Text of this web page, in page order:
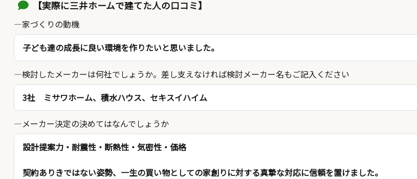
【実際に三井ホームで建てた人の口コミ】
家づくりの動機
子ども達の成長に良い環境を作りたいと思いました。
検討したメーカーは何社でしょうか。差し支えなければ検討メーカー名もご記入ください
3社 ミサワホーム、積水ハウス、セキスイハイム
メーカー決定の決めてはなんでしょうか
設計提案力・耐震性・断熱性・気密性・価格
契約ありきではない姿勢、一生の買い物としての家創りに対する真摯な対応に信頼を置けました。